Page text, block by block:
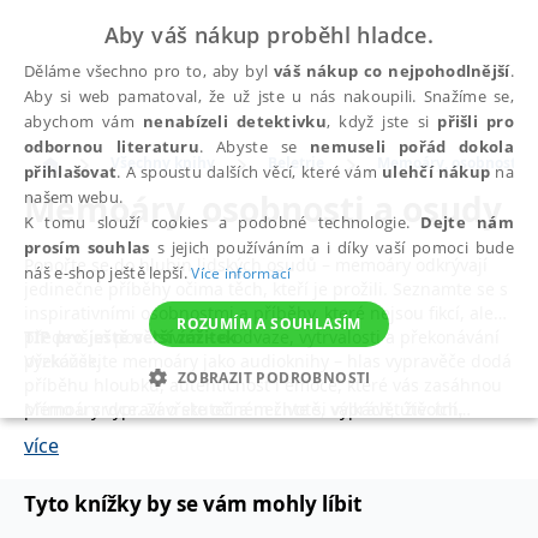
Všechny knihy Beletrie Memoáry, osobnosti
Memoáry, osobnosti a osudy
Ponořte se do hlubin lidských osudů – memoáry odkrývají
jedinečné příběhy očima těch, kteří je prožili. Seznamte se s
inspirativními osobnostmi a příběhy, které nejsou fikcí, ale
především poselstvím – o odvaze, vytrvalosti a překonávání
velkých láskách, těžkých rozhodnutích i neuvěřitelných
bojích o přežití. To vše autenticky a bez příkras. Poznejte
také vybídnou k přemýšlení o vlastních životních
TIP pro ještě větší zážitek
příběhu hloubku, autentičnost i emoce, které vás zasáhnou
příběh tak, jak se skutečně stal.
více
Tyto knížky by se vám mohly líbit
Aby váš nákup proběhl hladce.
Děláme všechno pro to, aby bylváš nákup co nejpohodlnější.
Aby si web pamatoval, že už jste u nás nakoupili. Snažíme se,
abychom vám nenabízeli detektivku, když jste si přišli pro
odbornou literaturu. Abyste se nemuseli pořád dokola
přihlašovat. A spoustu dalších věcí, které vám ulehčí nákup na
našem webu.
K tomu slouží cookies a podobné technologie. Dejte nám
prosím souhlas s jejich používáním a i díky vaší pomoci bude
náš e-shop ještě lepší.Více informací
ROZUMÍM A SOUHLASÍM
ZOBRAZIT PODROBNOSTI
NEZBYTNÉ ANALYTICKÉ MARKETINGOVÉ